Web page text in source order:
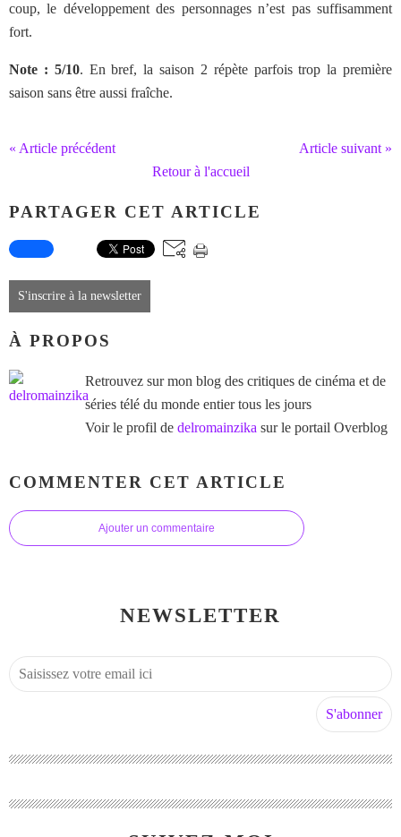
coup, le développement des personnages n’est pas suffisamment
fort.
Note : 5/10. En bref, la saison 2 répète parfois trop la première
saison sans être aussi fraîche.
« Article précédent
Article suivant »
Retour à l'accueil
PARTAGER CET ARTICLE
S'inscrire à la newsletter
À PROPOS
Retrouvez sur mon blog des critiques de cinéma et de
séries télé du monde entier tous les jours
Voir le profil de delromainzika sur le portail Overblog
COMMENTER CET ARTICLE
Ajouter un commentaire
NEWSLETTER